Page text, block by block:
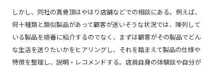
しかし、同社の真骨頂はやはり店舗などでの相談にある。例えば、
何十種類と類似製品があって顧客が迷いそうな状況では、陳列して
いる製品を順番に紹介するのでなく、まずは顧客がその製品でどん
な生活を送りたいかをヒアリングし、それを踏まえて製品の仕様や
特徴を整理し、説明・レコメンドする。店員自身の体験談や自分が